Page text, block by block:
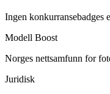
Ingen konkurransebadges
Modell Boost
Norges nettsamfunn for
Juridisk